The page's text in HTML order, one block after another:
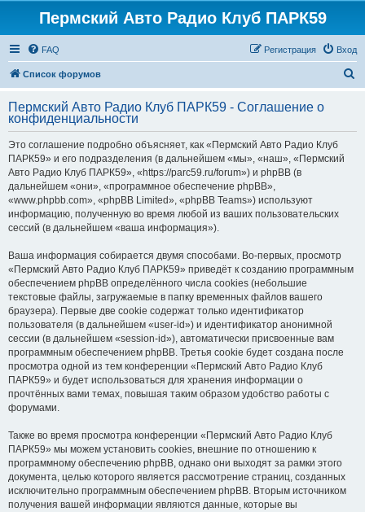
Пермский Авто Радио Клуб ПАРК59
FAQ Вход
Регистрация
Список форумов
с
Пермский Авто Радио Клуб ПАРК59 - Соглашение о
конфиденциальности
Это соглашение подробно объясняет, как «Пермский Авто Радио Клуб
ПАРК59» и его подразделения (в дальнейшем «мы», «наш», «Пермский
Авто Радио Клуб ПАРК59», «https://parc59.ru/forum») и phpBB (в
дальнейшем «они», «программное обеспечение phpBB»,
«www.phpbb.com», «phpBB Limited», «phpBB Teams») используют
информацию, полученную во время любой из ваших пользовательских
сессий (в дальнейшем «ваша информация»).
Ваша информация собирается двумя способами. Во-первых, просмотр
«Пермский Авто Радио Клуб ПАРК59» приведёт к созданию программным
обеспечением phpBB определённого числа cookies (небольшие
текстовые файлы, загружаемые в папку временных файлов вашего
браузера). Первые две cookie содержат только идентификатор
пользователя (в дальнейшем «user-id») и идентификатор анонимной
сессии (в дальнейшем «session-id»), автоматически присвоенные вам
программным обеспечением phpBB. Третья cookie будет создана после
просмотра одной из тем конференции «Пермский Авто Радио Клуб
ПАРК59» и будет использоваться для хранения информации о
прочтённых вами темах, повышая таким образом удобство работы с
форумами.
Также во время просмотра конференции «Пермский Авто Радио Клуб
ПАРК59» мы можем установить cookies, внешние по отношению к
программному обеспечению phpBB, однако они выходят за рамки этого
документа, целью которого является рассмотрение страниц, созданных
исключительно программным обеспечением phpBB. Вторым источником
получения вашей информации являются данные, которые вы